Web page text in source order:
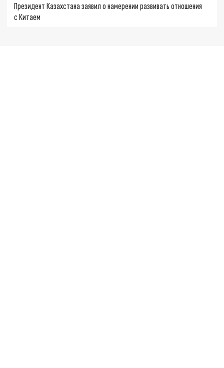
Президент Казахстана заявил о намерении развивать отношения
с Китаем